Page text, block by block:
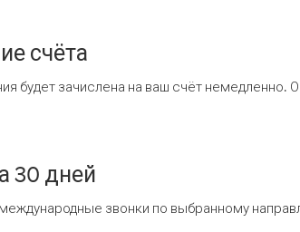
счёта
будет зачислена на ваш счёт
30 дней
звонки по выбранному